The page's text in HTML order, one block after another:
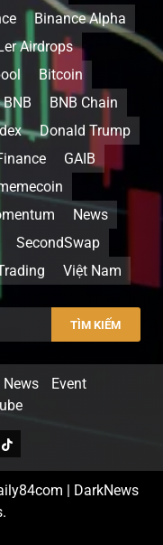
Binance Alpha
Airdrops
Bitcoin
BNB
BNB Chain
dex
Donald Trump
GAIB
News
SecondSwap
Việt Nam
News
Event
DarkNews